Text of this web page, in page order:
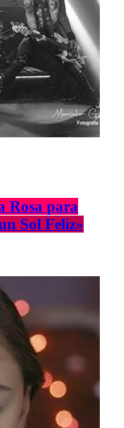
Rosa para
Sol Feliz»